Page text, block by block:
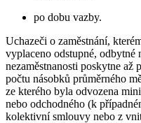
po dobu vazby.
Uchazeči o zaměstnání,
vyplaceno odstupné, odbytné
nezaměstnanosti poskytne
počtu násobků průměrného
ze kterého byla odvozena
nebo odchodného (k
kolektivní smlouvy nebo z